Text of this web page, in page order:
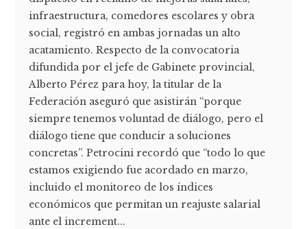
infraestructura, comedores escolares y obra
social, registró en ambas jornadas un alto
acatamiento. Respecto de la convocatoria
difundida por el jefe de Gabinete provincial,
Alberto Pérez para hoy, la titular de la
Federación aseguró que asistirán “porque
siempre tenemos voluntad de diálogo, pero el
diálogo tiene que conducir a soluciones
concretas”. Petrocini recordó que “todo lo que
estamos exigiendo fue acordado en marzo,
incluido el monitoreo de los índices
económicos que permitan un reajuste salarial
ante el increment...